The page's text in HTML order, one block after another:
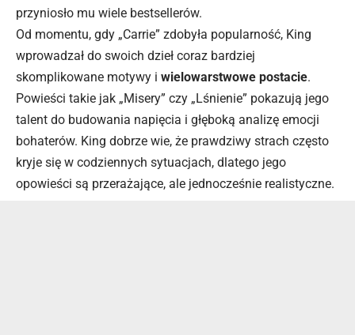
przyniosło mu wiele bestsellerów.
Od momentu, gdy „Carrie” zdobyła popularność, King
wprowadzał do swoich dzieł coraz bardziej
skomplikowane motywy i wielowarstwowe postacie.
Powieści takie jak „Misery” czy „Lśnienie” pokazują jego
talent do budowania napięcia i głęboką analizę emocji
bohaterów. King dobrze wie, że prawdziwy strach często
kryje się w codziennych sytuacjach, dlatego jego
opowieści są przerażające, ale jednocześnie realistyczne.